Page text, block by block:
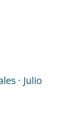
· Julio